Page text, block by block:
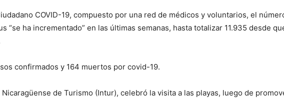
COVID-19, compuesto por una red de médicos y voluntarios, el
ha incrementado” en las últimas semanas, hasta totalizar 11.935 desde
confirmados y 164 muertos por covid-19.
de Turismo (Intur), celebró la visita a las playas, luego de